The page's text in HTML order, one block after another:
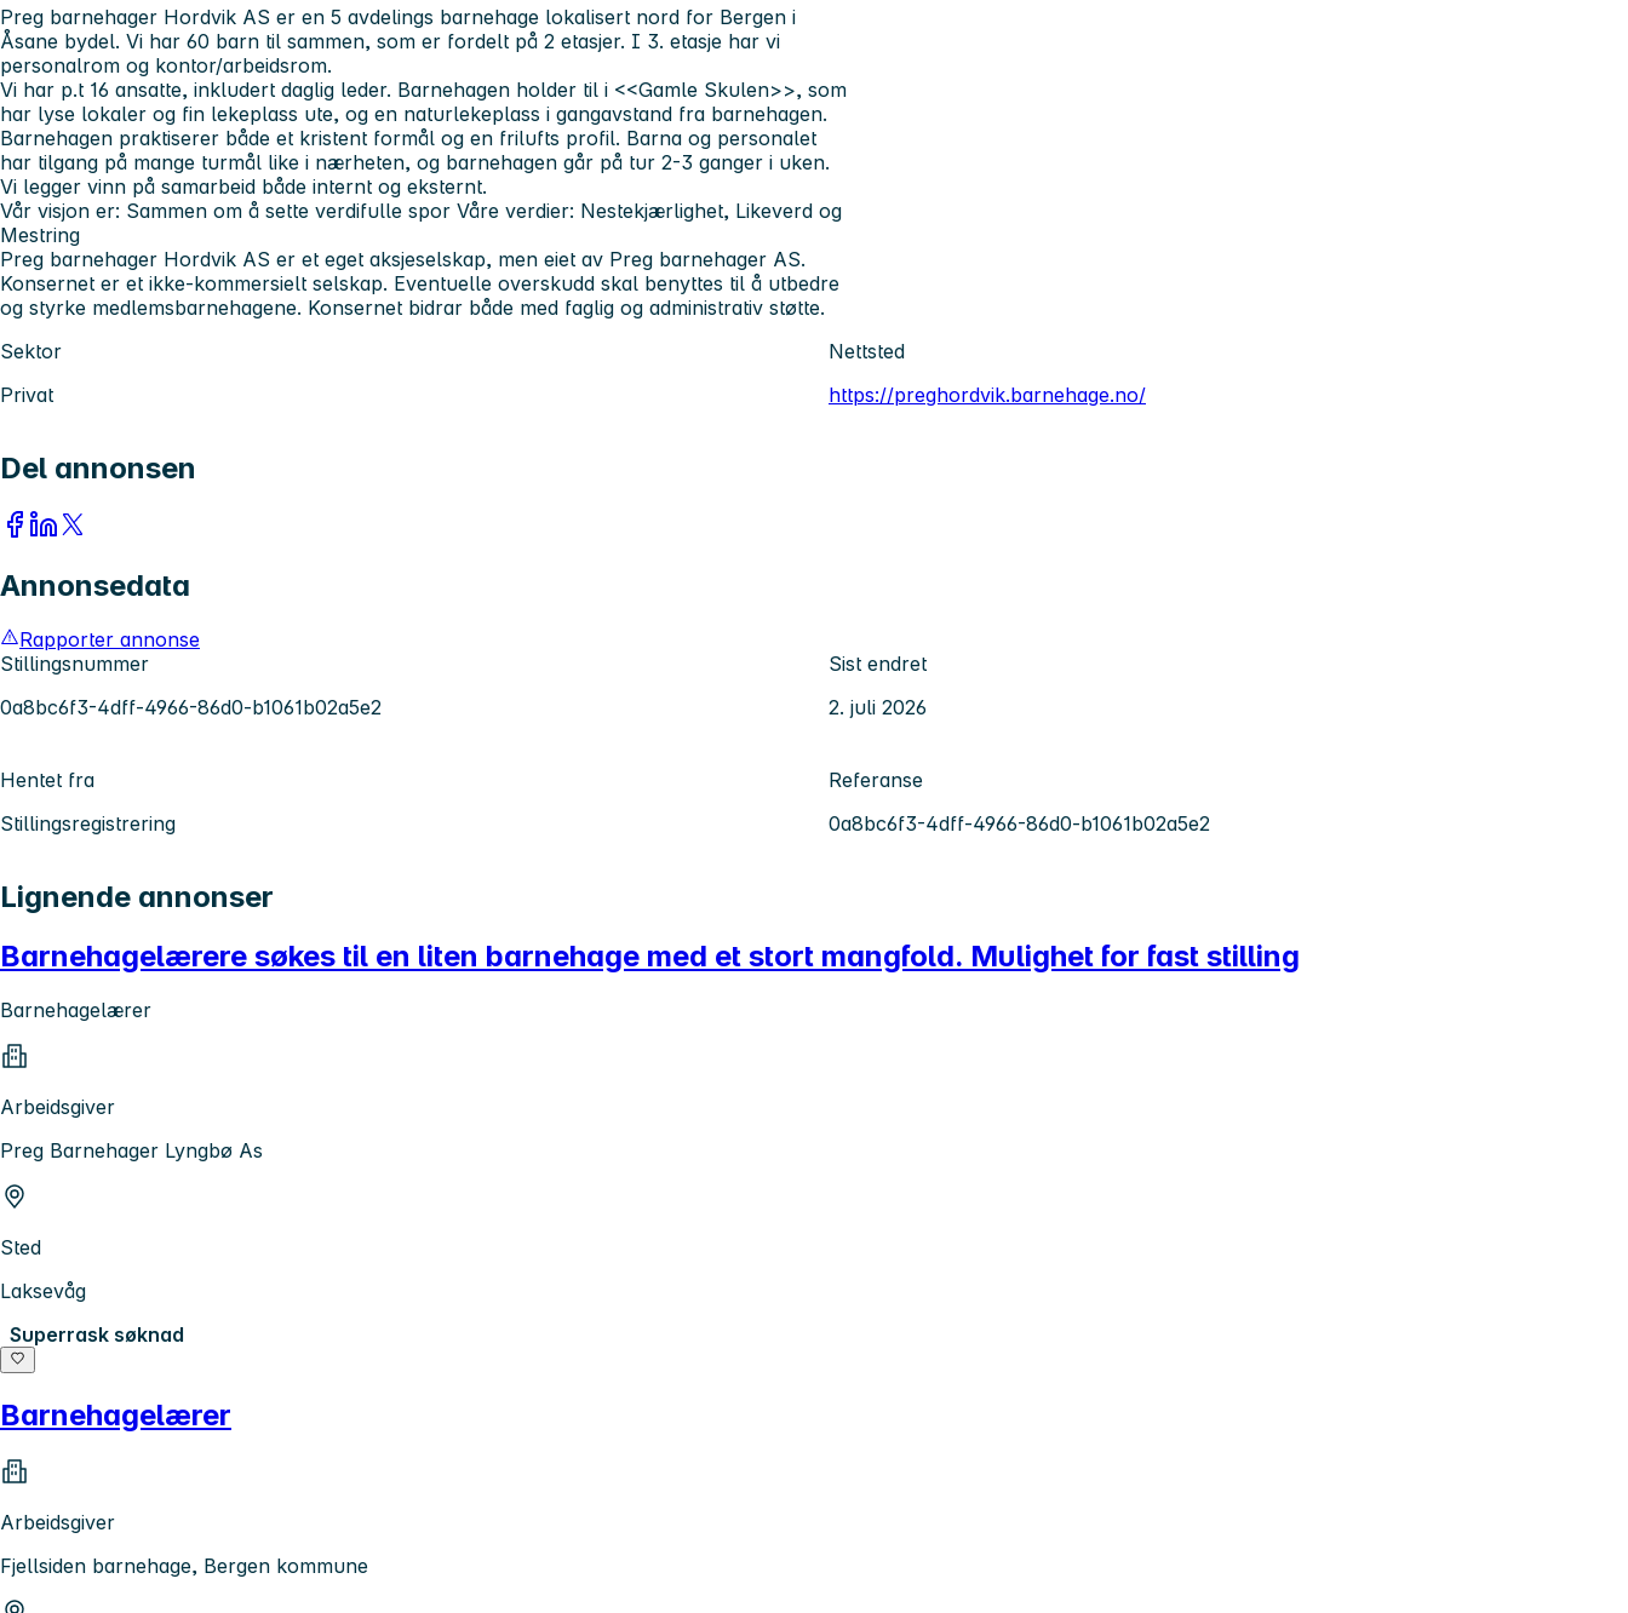
Preg barnehager Hordvik AS er en 5 avdelings barnehage lokalisert nord for Bergen i
Åsane bydel. Vi har 60 barn til sammen, som er fordelt på 2 etasjer. I 3. etasje har vi
personalrom og kontor/arbeidsrom.
Vi har p.t 16 ansatte, inkludert daglig leder. Barnehagen holder til i <<Gamle Skulen>>, som
har lyse lokaler og fin lekeplass ute, og en naturlekeplass i gangavstand fra barnehagen.
Barnehagen praktiserer både et kristent formål og en frilufts profil. Barna og personalet
har tilgang på mange turmål like i nærheten, og barnehagen går på tur 2-3 ganger i uken.
Vi legger vinn på samarbeid både internt og eksternt.
Vår visjon er: Sammen om å sette verdifulle spor Våre verdier: Nestekjærlighet, Likeverd og
Mestring
Preg barnehager Hordvik AS er et eget aksjeselskap, men eiet av Preg barnehager AS.
Konsernet er et ikke-kommersielt selskap. Eventuelle overskudd skal benyttes til å utbedre
og styrke medlemsbarnehagene. Konsernet bidrar både med faglig og administrativ støtte.
Sektor
Privat
Nettsted
https://preghordvik.barnehage.no/
Del annonsen
Annonsedata
Rapporter annonse
Stillingsnummer
0a8bc6f3-4dff-4966-86d0-b1061b02a5e2
Sist endret
2. juli 2026
Hentet fra
Stillingsregistrering
Referanse
0a8bc6f3-4dff-4966-86d0-b1061b02a5e2
Lignende annonser
Barnehagelærere søkes til en liten barnehage med et stort mangfold. Mulighet for fast stilling
Barnehagelærer
Arbeidsgiver
Preg Barnehager Lyngbø As
Sted
Laksevåg
Superrask søknad
Barnehagelærer
Arbeidsgiver
Fjellsiden barnehage, Bergen kommune